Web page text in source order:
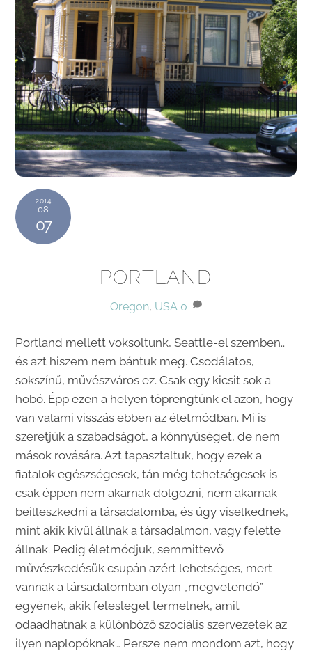
2014
08
07
PORTLAND
Oregon, USA 0
Portland mellett voksoltunk, Seattle-el szemben..
és azt hiszem nem bántuk meg. Csodálatos,
sokszínű, művészváros ez. Csak egy kicsit sok a
hobó. Épp ezen a helyen töprengtünk el azon, hogy
van valami visszás ebben az életmódban. Mi is
szeretjük a szabadságot, a könnyűséget, de nem
mások rovására. Azt tapasztaltuk, hogy ezek a
fiatalok egészségesek, tán még tehetségesek is
csak éppen nem akarnak dolgozni, nem akarnak
beilleszkedni a társadalomba, és úgy viselkednek,
mint akik kívül állnak a társadalmon, vagy felette
állnak. Pedig életmódjuk, semmittevő
művészkedésük csupán azért lehetséges, mert
vannak a társadalomban olyan „megvetendő”
egyének, akik felesleget termelnek, amit
odaadhatnak a különböző szociális szervezetek az
ilyen naplopóknak… Persze nem mondom azt, hogy